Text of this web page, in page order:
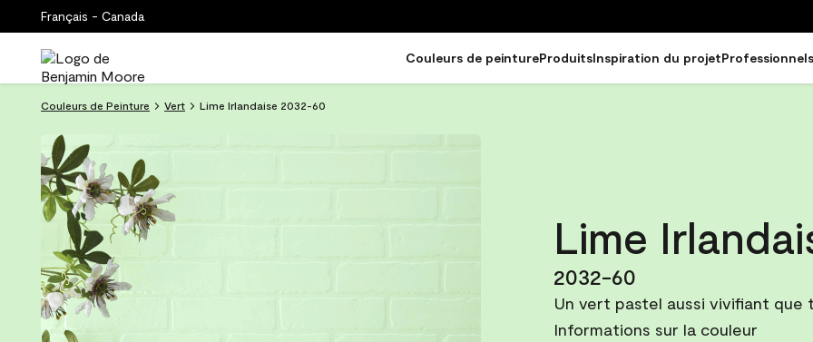
Français - Canada
Couleurs de peintureProduitsInspiration du projetProfessionnels
Couleurs de Peinture Vert Lime Irlandaise 2032-60
Lime
2032-60
Un vert pastel aussi vivifiant que
Informations sur la couleur